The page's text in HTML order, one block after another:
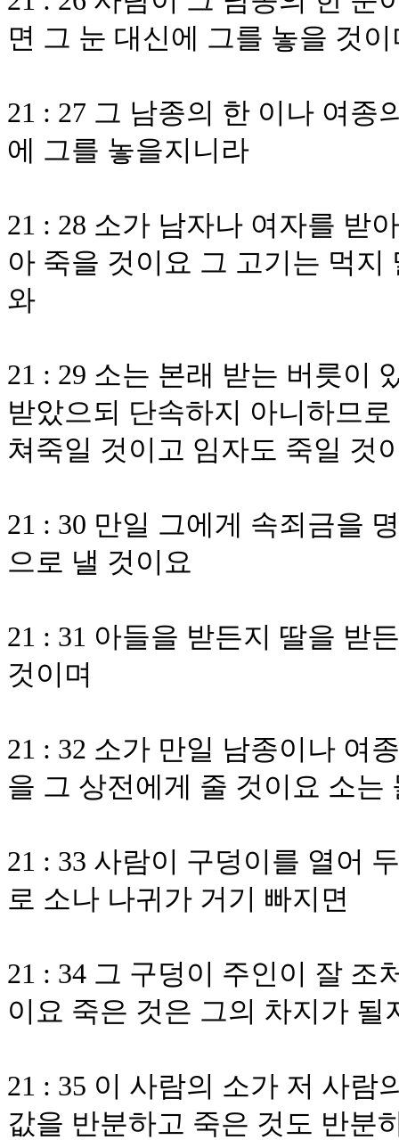
면 그 눈 대신에 그를 놓을 것이
21 : 27 그 남종의 한 이나 여종
에 그를 놓을지니라
21 : 28 소가 남자나 여자를 받
아 죽을 것이요 그 고기는 먹
와
21 : 29 소는 본래 받는 버릇이
받았으되 단속하지 아니하므
쳐죽일 것이고 임자도 죽일 것
21 : 30 만일 그에게 속죄금을
으로 낼 것이요
21 : 31 아들을 받든지 딸을 받
것이며
21 : 32 소가 만일 남종이나 여
을 그 상전에게 줄 것이요 소는
21 : 33 사람이 구덩이를 열어
로 소나 나귀가 거기 빠지면
21 : 34 그 구덩이 주인이 잘 조
이요 죽은 것은 그의 차지가 될
21 : 35 이 사람의 소가 저 사람
값을 반분하고 죽은 것도 반분